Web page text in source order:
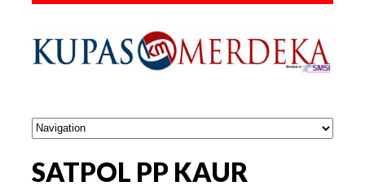
SATPOL PP KAUR